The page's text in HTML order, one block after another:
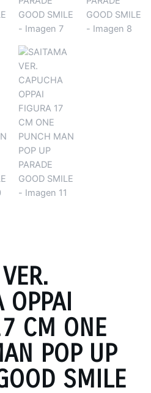
OPPAI
CM ONE
POP UP
SMILE